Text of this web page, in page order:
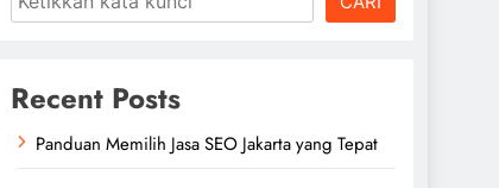
Recent Posts
Panduan Memilih Jasa SEO Jakarta yang Tepat